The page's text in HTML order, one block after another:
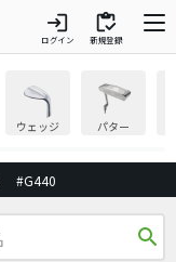
login
ログイン
inventory
新規登録
ウェッジ パター
#G440
search